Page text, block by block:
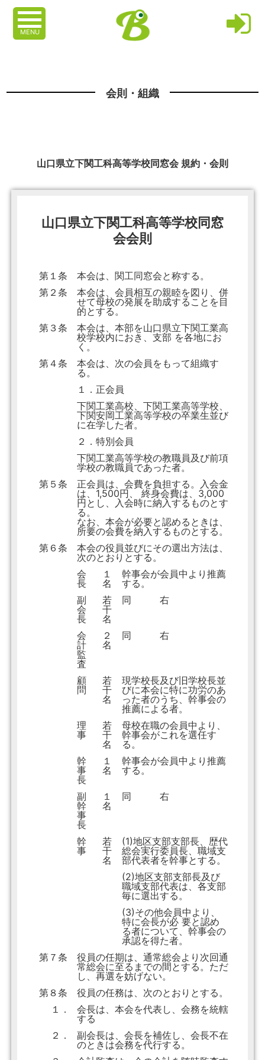
MENU
会則・組織
山口県立下関工科高等学校同窓会 規約・会則
山口県立下関工科高等学校同窓
会会則
第１条
本会は、関工同窓会と称する。
第２条
本会は、会員相互の親睦を図り、併
せて母校の発展を助成することを目
的とする。
第３条
本会は、本部を山口県立下関工業高
校学校内におき、支部 を各地にお
く。
第４条
本会は、次の会員をもって組織す
る。
１．正会員
下関工業高校、下関工業高等学校、
下関安岡工業高等学校の卒業生並び
に在学した者。
２．特別会員
下関工業高等学校の教職員及び前項
学校の教職員であった者。
第５条
正会員は、会費を負担する。入会金
は、1,500円、 終身会費は、3,000
円とし、入会時に納入するものとす
る。
なお、本会が必要と認めるときは、
所要の会費を納入するものとする。
第６条
本会の役員並びにその選出方法は、
次のとおりとする。
会
長
１
名
幹事会が会員中より推薦
する。
副
会
長
若
干
名
同 右
会
計
監
査
２
名
同 右
顧
問
若
干
名
現学校長及び旧学校長並
びに本会に特に功労のあ
った者のうち、幹事会の
推薦による者。
理
事
若
干
名
母校在職の会員中より、
幹事会がこれを選任す
る。
幹
事
長
１
名
幹事会が会員中より推薦
する。
副
幹
事
長
１
名
同 右
幹
事
若
干
名
(1)地区支部支部長、歴代
総会実行委員長、職域支
部代表者を幹事とする。
(2)地区支部支部長及び
職域支部代表は、各支部
毎に選出する。
(3)その他会員中より、
特に会長が必 要と認め
る者について、幹事会の
承認を得た者。
第７条
役員の任期は、通常総会より次回通
常総会に至るまでの間とする。ただ
し、再選を妨げない。
第８条
役員の任務は、次のとおりとする。
１．
会長は、本会を代表し、会務を統轄
する
２．
副会長は、会長を補佐し、会長不在
のときは会務を代行する。